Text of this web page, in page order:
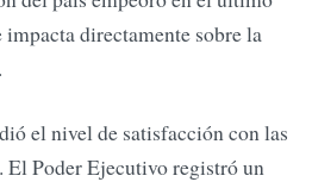
directamente sobre la
el nivel de satisfacción con las
El Poder Ejecutivo registró un